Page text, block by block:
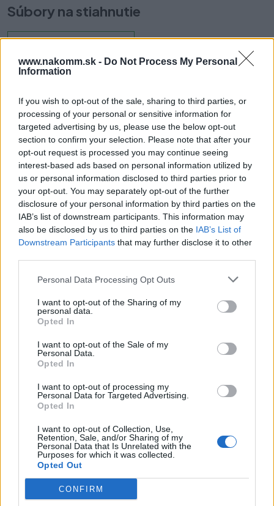
www.nakomm.sk - Do Not Process My Personal
Information
If you wish to opt-out of the sale, sharing to third parties, or
processing of your personal or sensitive information for
targeted advertising by us, please use the below opt-out
section to confirm your selection. Please note that after your
opt-out request is processed you may continue seeing
interest-based ads based on personal information utilized by
us or personal information disclosed to third parties prior to
your opt-out. You may separately opt-out of the further
disclosure of your personal information by third parties on the
IAB’s list of downstream participants. This information may
also be disclosed by us to third parties on the IAB’s List of
Downstream Participants that may further disclose it to other
Personal Data Processing Opt Outs
I want to opt-out of the Sharing of my
personal data.
Opted In
I want to opt-out of the Sale of my
Personal Data.
Opted In
I want to opt-out of processing my
Personal Data for Targeted Advertising.
Opted In
I want to opt-out of Collection, Use,
Retention, Sale, and/or Sharing of my
Personal Data that Is Unrelated with the
Purposes for which it was collected.
Opted Out
CONFIRM
Súbory na stiahnutie
Prečo si vybrať tento produkt?
CLIP top Štandardný záves 71T3750
Uhol otvorenia: 110°
Zalomenie: Vnútorný doraz
Upevnenie misky: Skrutky
Materiál misky: Oceľová miska
Zavierací mechanizmus: s perom
Nastavenie do strán: +/- 2 mm
Nastavenie hĺbky: + 3/- 2 mm, komfortná so závitovou
Parametre
Výrobca:
Kategórie: Nábytkové závesy a podložky
Hmotnosť:
Farba: Poniklované (NI)
Typ závesov:
Technológia pohybu: